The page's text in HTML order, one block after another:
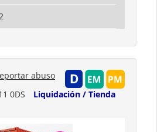
0DS
Liquidación / Tienda
abuso